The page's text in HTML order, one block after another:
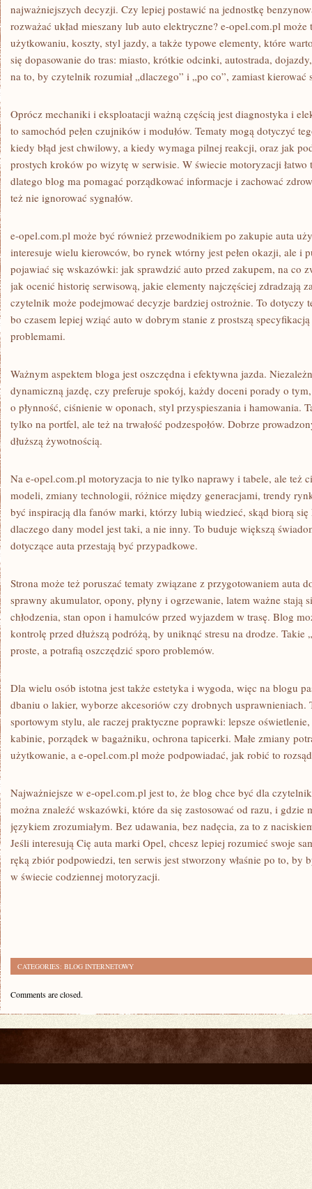
najważniejszych decyzji. Czy lepiej postawić na jednostkę
rozważać układ mieszany lub auto elektryczne? e-opel.com.pl może
użytkowaniu, koszty, styl jazdy, a także typowe elementy, które
się dopasowanie do tras: miasto, krótkie odcinki, autostrada,
na to, by czytelnik rozumiał „dlaczego” i „po co”, zamiast kierować
Oprócz mechaniki i eksploatacji ważną częścią jest diagnostyka i
to samochód pełen czujników i modułów. Tematy mogą dotyczyć
kiedy błąd jest chwilowy, a kiedy wymaga pilnej reakcji, oraz jak
prostych kroków po wizytę w serwisie. W świecie motoryzacji łatwo
dlatego blog ma pomagać porządkować informacje i zachować
też nie ignorować sygnałów.
e-opel.com.pl może być również przewodnikiem po zakupie auta
interesuje wielu kierowców, bo rynek wtórny jest pełen okazji, ale i
pojawiać się wskazówki: jak sprawdzić auto przed zakupem, na co
jak ocenić historię serwisową, jakie elementy najczęściej zdradzają
czytelnik może podejmować decyzje bardziej ostrożnie. To dotyczy
bo czasem lepiej wziąć auto w dobrym stanie z prostszą
problemami.
Ważnym aspektem bloga jest oszczędna i efektywna jazda.
dynamiczną jazdę, czy preferuje spokój, każdy doceni porady o
o płynność, ciśnienie w oponach, styl przyspieszania i hamowania.
tylko na portfel, ale też na trwałość podzespołów. Dobrze
dłuższą żywotnością.
Na e-opel.com.pl motoryzacja to nie tylko naprawy i tabele, ale też
modeli, zmiany technologii, różnice między generacjami, trendy
być inspiracją dla fanów marki, którzy lubią wiedzieć, skąd biorą
dlaczego dany model jest taki, a nie inny. To buduje większą
dotyczące auta przestają być przypadkowe.
Strona może też poruszać tematy związane z przygotowaniem auta
sprawny akumulator, opony, płyny i ogrzewanie, latem ważne stają
chłodzenia, stan opon i hamulców przed wyjazdem w trasę. Blog
kontrolę przed dłuższą podróżą, by uniknąć stresu na drodze. Takie
proste, a potrafią oszczędzić sporo problemów.
Dla wielu osób istotna jest także estetyka i wygoda, więc na blogu
dbaniu o lakier, wyborze akcesoriów czy drobnych usprawnieniach.
sportowym stylu, ale raczej praktyczne poprawki: lepsze
kabinie, porządek w bagażniku, ochrona tapicerki. Małe zmiany
użytkowanie, a e-opel.com.pl może podpowiadać, jak robić to
Najważniejsze w e-opel.com.pl jest to, że blog chce być dla
można znaleźć wskazówki, które da się zastosować od razu, i gdzie
językiem zrozumiałym. Bez udawania, bez nadęcia, za to z
Jeśli interesują Cię auta marki Opel, chcesz lepiej rozumieć swoje
ręką zbiór podpowiedzi, ten serwis jest stworzony właśnie po to, by
w świecie codziennej motoryzacji.
CATEGORIES: BLOG INTERNETOWY
Comments are closed.